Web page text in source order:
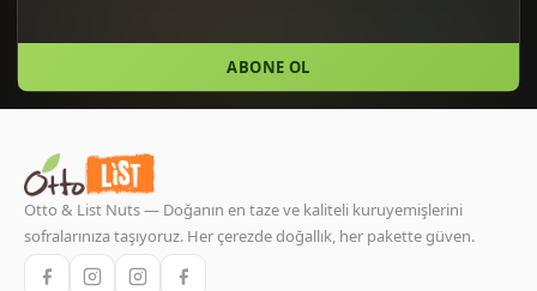
ABONE OL
Otto & List Nuts — Doğanın en taze ve kaliteli kuruyemişlerini
sofralarınıza taşıyoruz. Her çerezde doğallık, her pakette güven.